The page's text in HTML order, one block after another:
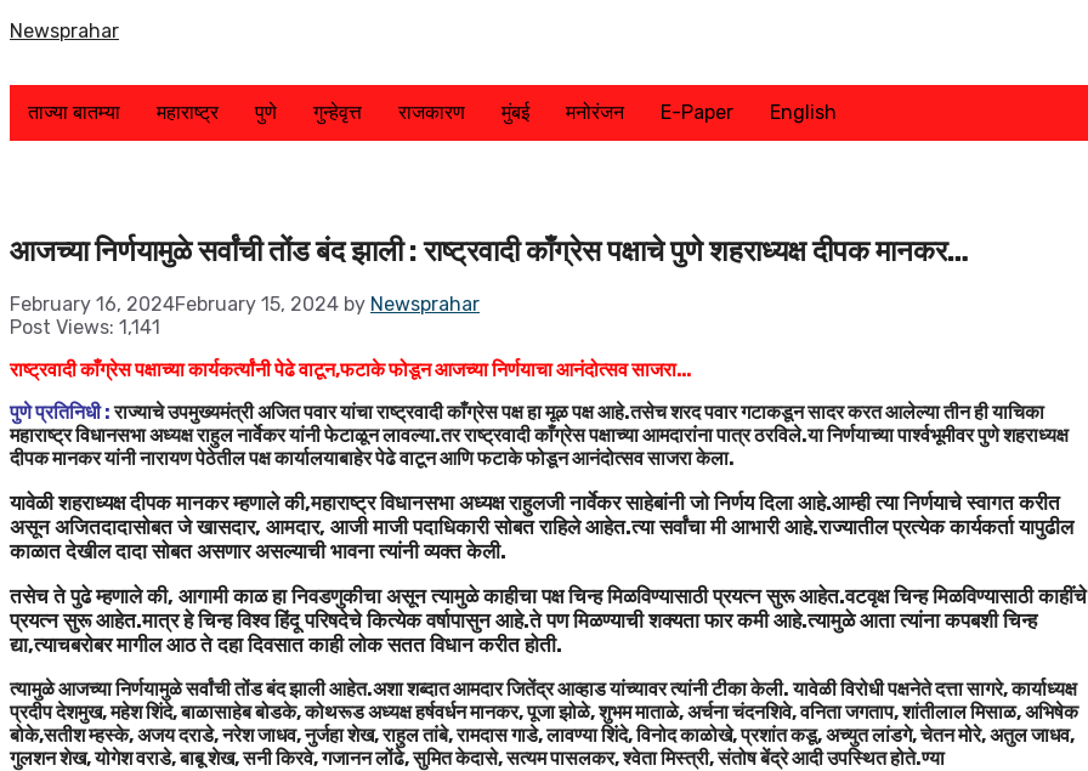
Skip
Newsprahar
ताज्या बातम्या महाराष्ट्र पुणे गुन्हेवृत्त राजकारण मुंबई मनोरंजन E-Paper English
आजच्या निर्णयामुळे सर्वांची तोंड बंद झाली : राष्ट्रवादी काँग्रेस पक्षाचे पुणे शहराध्यक्ष दीपक मानकर…
February 16, 2024February 15, 2024 by Newsprahar
Post Views: 1,141
राष्ट्रवादी काँग्रेस पक्षाच्या कार्यकर्त्यांनी पेढे वाटून,फटाके फोडून आजच्या निर्णयाचा आनंदोत्सव साजरा…
पुणे प्रतिनिधी :राज्याचे उपमुख्यमंत्री अजित पवार यांचा राष्ट्रवादी काँग्रेस पक्ष हा मूळ पक्ष आहे.तसेच शरद पवार गटाकडून सादर करत आलेल्या तीन ही याचिका
महाराष्ट्र विधानसभा अध्यक्ष राहुल नार्वेकर यांनी फेटाळून लावल्या.तर राष्ट्रवादी काँग्रेस पक्षाच्या आमदारांना पात्र ठरविले.या निर्णयाच्या पार्श्वभूमीवर पुणे शहराध्यक्ष
दीपक मानकर यांनी नारायण पेठेतील पक्ष कार्यालयाबाहेर पेढे वाटून आणि फटाके फोडून आनंदोत्सव साजरा केला.
यावेळी शहराध्यक्ष दीपक मानकर म्हणाले की,महाराष्ट्र विधानसभा अध्यक्ष राहुलजी नार्वेकर साहेबांनी जो निर्णय दिला आहे.आम्ही त्या निर्णयाचे स्वागत करीत
असून अजितदादासोबत जे खासदार, आमदार, आजी माजी पदाधिकारी सोबत राहिले आहेत.त्या सर्वांचा मी आभारी आहे.राज्यातील प्रत्येक कार्यकर्ता यापुढील
काळात देखील दादा सोबत असणार असल्याची भावना त्यांनी व्यक्त केली.
तसेच ते पुढे म्हणाले की, आगामी काळ हा निवडणुकीचा असून त्यामुळे काहीचा पक्ष चिन्ह मिळविण्यासाठी प्रयत्न सुरू आहेत.वटवृक्ष चिन्ह मिळविण्यासाठी काहींचे
प्रयत्न सुरू आहेत.मात्र हे चिन्ह विश्व हिंदू परिषदेचे कित्येक वर्षापासुन आहे.ते पण मिळण्याची शक्यता फार कमी आहे.त्यामुळे आता त्यांना कपबशी चिन्ह
द्या,त्याचबरोबर मागील आठ ते दहा दिवसात काही लोक सतत विधान करीत होती.
त्यामुळे आजच्या निर्णयामुळे सर्वांची तोंड बंद झाली आहेत.अशा शब्दात आमदार जितेंद्र आव्हाड यांच्यावर त्यांनी टीका केली. यावेळी विरोधी पक्षनेते दत्ता सागरे, कार्याध्यक्ष
प्रदीप देशमुख, महेश शिंदे, बाळासाहेब बोडके, कोथरूड अध्यक्ष हर्षवर्धन मानकर, पूजा झोळे, शुभम माताळे, अर्चना चंदनशिवे, वनिता जगताप, शांतीलाल मिसाळ, अभिषेक
बोके,सतीश म्हस्के, अजय दराडे, नरेश जाधव, नुर्जहा शेख, राहुल तांबे, रामदास गाडे, लावण्या शिंदे, विनोद काळोखे, प्रशांत कडू, अच्युत लांडगे, चेतन मोरे, अतुल जाधव,
गुलशन शेख, योगेश वराडे, बाबू शेख, सनी किरवे, गजानन लोंढे, सुमित केदासे, सत्यम पासलकर, श्वेता मिस्त्री, संतोष बेंद्रे आदी उपस्थित होते.ण्या